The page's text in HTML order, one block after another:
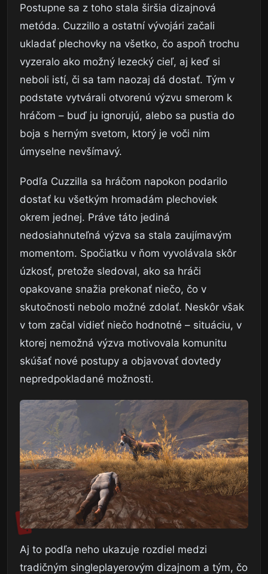
Postupne sa z toho stala širšia dizajnová
metóda. Cuzzillo a ostatní vývojári začali
ukladať plechovky na všetko, čo aspoň trochu
vyzeralo ako možný lezecký cieľ, aj keď si
neboli istí, či sa tam naozaj dá dostať. Tým v
podstate vytvárali otvorenú výzvu smerom k
hráčom – buď ju ignorujú, alebo sa pustia do
boja s herným svetom, ktorý je voči nim
úmyselne nevšímavý.
Podľa Cuzzilla sa hráčom napokon podarilo
dostať ku všetkým hromadám plechoviek
okrem jednej. Práve táto jediná
nedosiahnuteľná výzva sa stala zaujímavým
momentom. Spočiatku v ňom vyvolávala skôr
úzkosť, pretože sledoval, ako sa hráči
opakovane snažia prekonať niečo, čo v
skutočnosti nebolo možné zdolať. Neskôr však
v tom začal vidieť niečo hodnotné – situáciu, v
ktorej nemožná výzva motivovala komunitu
skúšať nové postupy a objavovať dovtedy
nepredpokladané možnosti.
Aj to podľa neho ukazuje rozdiel medzi
tradičným singleplayerovým dizajnom a tým, čo